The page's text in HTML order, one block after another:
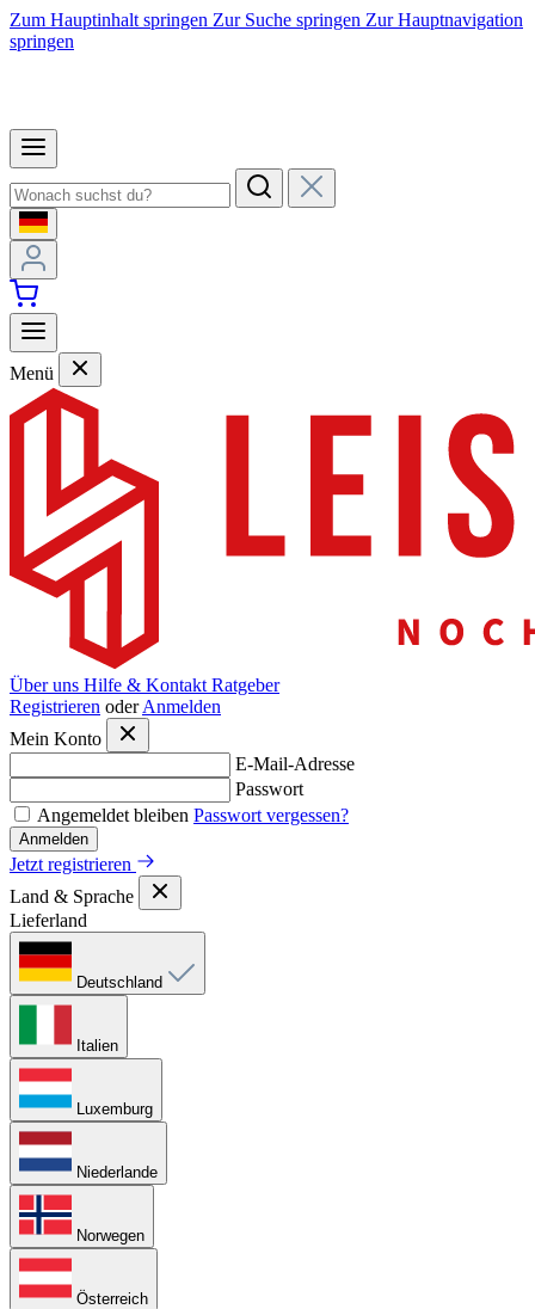
Zum Hauptinhalt springen Zur Suche springen Zur Hauptnavigation
springen
Menü
Über uns Hilfe & Kontakt Ratgeber
Registrieren oder Anmelden
Mein Konto
E-Mail-Adresse
Passwort
Angemeldet bleiben Passwort vergessen?
Anmelden
Jetzt registrieren
Land & Sprache
Lieferland
Deutschland
Italien
Luxemburg
Niederlande
Norwegen
Österreich